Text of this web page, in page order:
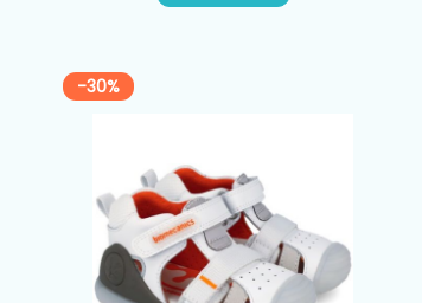
-30%